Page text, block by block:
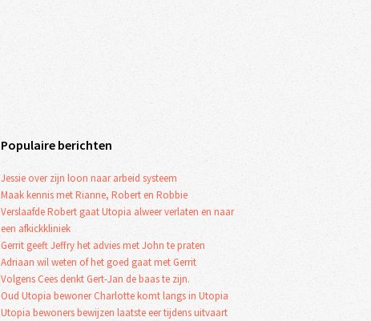
Populaire berichten
Jessie over zijn loon naar arbeid systeem
Maak kennis met Rianne, Robert en Robbie
Verslaafde Robert gaat Utopia alweer verlaten en naar
een afkickkliniek
Gerrit geeft Jeffry het advies met John te praten
Adriaan wil weten of het goed gaat met Gerrit
Volgens Cees denkt Gert-Jan de baas te zijn.
Oud Utopia bewoner Charlotte komt langs in Utopia
Utopia bewoners bewijzen laatste eer tijdens uitvaart